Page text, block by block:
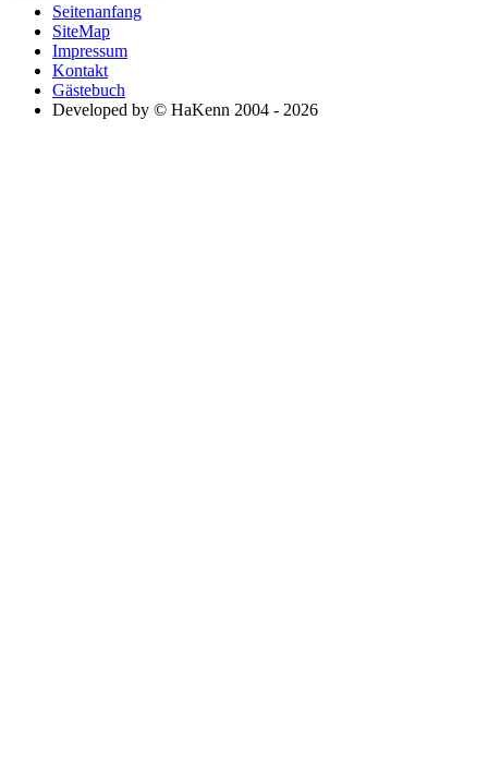
Seitenanfang
SiteMap
Impressum
Kontakt
Gästebuch
Developed by © HaKenn 2004 - 2026